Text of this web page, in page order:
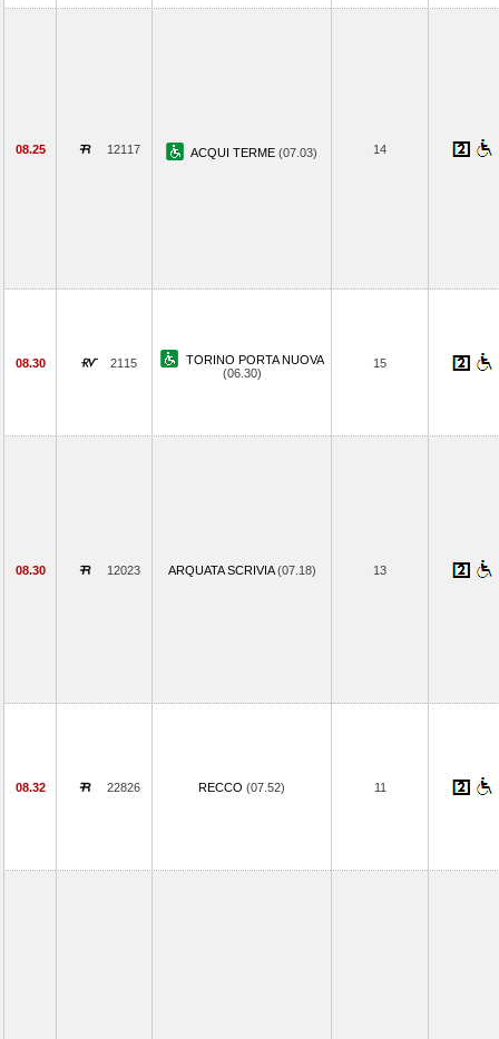
08.25 12117 ACQUI TERME (07.03) 14
08.30 2115
TORINO PORTA NUOVA
(06.30)
15
08.30 12023 ARQUATA SCRIVIA(07.18) 13
08.32 22826 RECCO (07.52) 11